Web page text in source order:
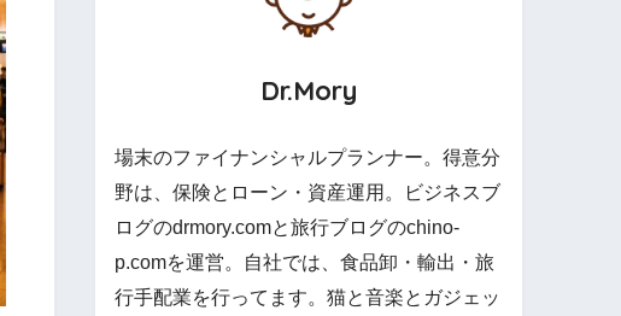
Dr.Mory
場末のファイナンシャルプランナー。得意分
野は、保険とローン・資産運用。ビジネスブ
ログのdrmory.comと旅行ブログのchino-
p.comを運営。自社では、食品卸・輸出・旅
行手配業を行ってます。猫と音楽とガジェッ